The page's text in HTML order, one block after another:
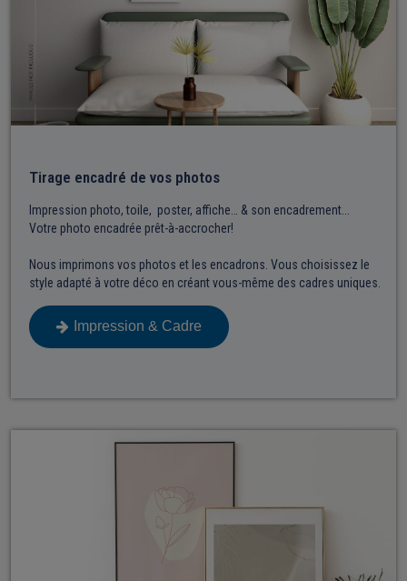
Tirage encadré de vos photos
Impression photo, toile, poster, affiche… & son encadrement...
Votre photo encadrée prêt-à-accrocher!
Nous imprimons vos photos et les encadrons. Vous choisissez le
style adapté à votre déco en créant vous-même des cadres uniques.
Impression & Cadre